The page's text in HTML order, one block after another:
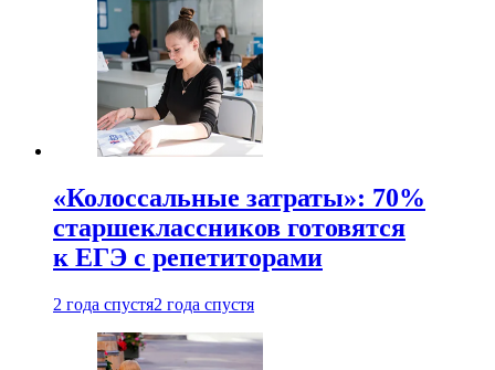
«Колоссальные затраты»: 70%
старшеклассников готовятся
к ЕГЭ с репетиторами
2 года спустя2 года спустя